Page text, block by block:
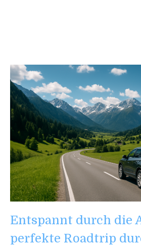
Entspannt durch die
perfekte Roadtrip